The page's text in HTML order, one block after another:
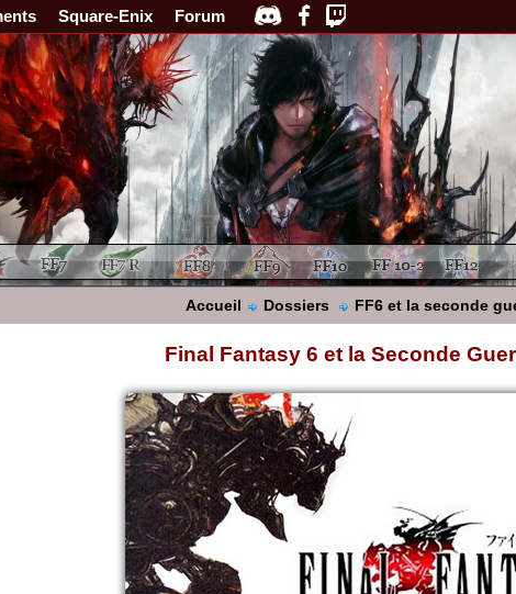
Square-Enix Forum
Accueil Dossiers FF6 et la seconde
Final Fantasy 6 et la Seconde